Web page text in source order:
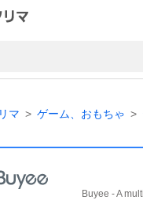
マ ゲーム、おもちゃ
Buyee - A